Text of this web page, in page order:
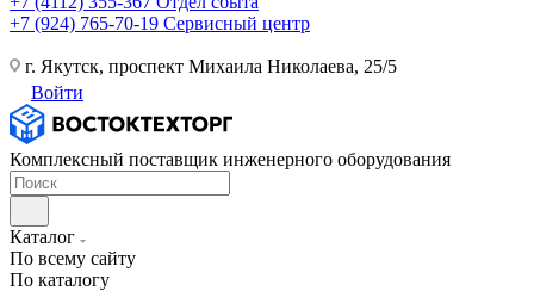
+7 (924) 765-70-19 Сервисный центр
г. Якутск, проспект Михаила Николаева, 25/5
Войти
Комплексный поставщик инженерного оборудования
Каталог
По всему сайту
По каталогу